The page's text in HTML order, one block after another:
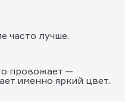
часто лучше.
провожает —
именно яркий цвет.